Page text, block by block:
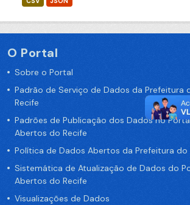
O Portal
Sobre o Portal
Padrão de Serviço de Dados da Prefeitura
Recife
Padrões de Publicação dos Dados no
Abertos do Recife
Política de Dados Abertos da Prefeitura do
Sistemática de Atualização de Dados do
Abertos do Recife
Visualizações de Dados